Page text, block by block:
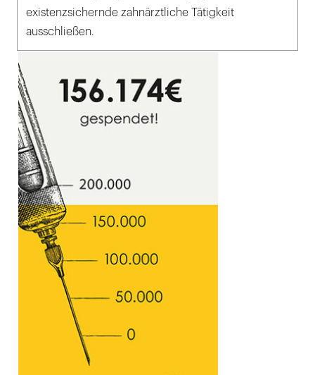
existenzsichernde zahnärztliche Tätigkeit
ausschließen.